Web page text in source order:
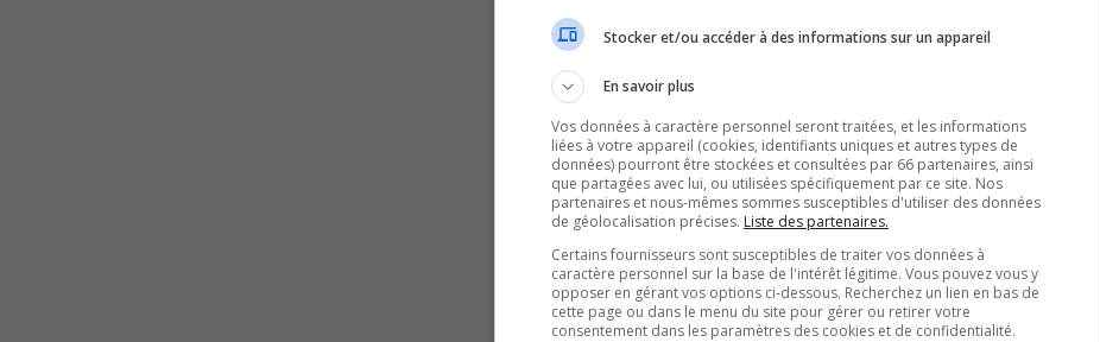
Stocker et/ou accéder à des informations sur un appareil
En savoir plus
Vos données à caractère personnel seront traitées, et les informations
liées à votre appareil (cookies, identifiants uniques et autres types de
données) pourront être stockées et consultées par 66 partenaires, ainsi
que partagées avec lui, ou utilisées spécifiquement par ce site. Nos
partenaires et nous-mêmes sommes susceptibles d'utiliser des données
de géolocalisation précises. Liste des partenaires.
Certains fournisseurs sont susceptibles de traiter vos données à
caractère personnel sur la base de l'intérêt légitime. Vous pouvez vous y
opposer en gérant vos options ci-dessous. Recherchez un lien en bas de
cette page ou dans le menu du site pour gérer ou retirer votre
consentement dans les paramètres des cookies et de confidentialité.